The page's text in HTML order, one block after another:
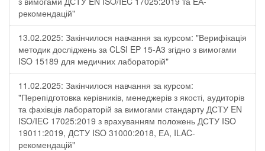
рекомендацій"
13.02.2025: Закінчилося навчання за курсом: "Верифікація
методик досліджень за CLSI EP 15-A3 згідно з вимогами
ISO 15189 для медичних лабораторій"
11.02.2025: Закінчилося навчання за курсом:
"Перепідготовка керівників, менеджерів з якості, аудиторів
та фахівців лабораторій за вимогами стандарту ДСТУ EN
ISO/IEC 17025:2019 з врахуванням положень ДСТУ ISO
19011:2019, ДСТУ ISO 31000:2018, ЕА, ILAC-
рекомендацій"